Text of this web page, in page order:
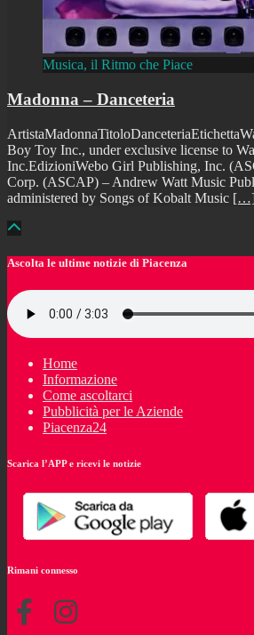
Musica, il Ritmo che Piace
Madonna – Danceteria
Boy Toy Inc., under exclusive license to
Inc.EdizioniWebo Girl Publishing, Inc.
Corp. (ASCAP) – Andrew Watt Music
administered by Songs of Kobalt Music
Ascolta le ultime notizie di Piacenza
Home
Informazione
Come ascoltarci
Pubblicità per le Aziende
Piacenza24
Scarica l’APP e ricevi le notizie
Rimani connesso